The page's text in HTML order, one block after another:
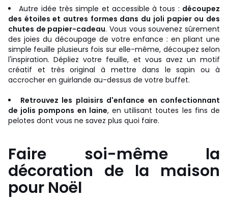
Autre idée très simple et accessible à tous : découpez
des étoiles et autres formes dans du joli papier ou des
chutes de papier-cadeau. Vous vous souvenez sûrement
des joies du découpage de votre enfance : en pliant une
simple feuille plusieurs fois sur elle-même, découpez selon
l'inspiration. Dépliez votre feuille, et vous avez un motif
créatif et très original à mettre dans le sapin ou à
accrocher en guirlande au-dessus de votre buffet.
Retrouvez les plaisirs d'enfance en confectionnant
de jolis pompons en laine, en utilisant toutes les fins de
pelotes dont vous ne savez plus quoi faire.
Faire soi-même la
décoration de la maison
pour Noël